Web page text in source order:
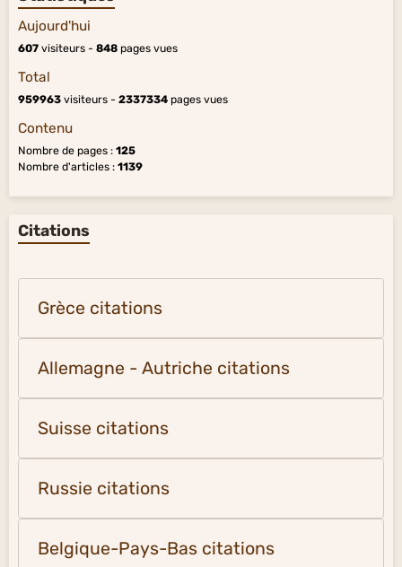
Aujourd'hui
607 visiteurs - 848 pages vues
Total
959963 visiteurs - 2337334 pages vues
Contenu
Nombre de pages : 125
Nombre d'articles : 1139
Citations
Grèce citations
Allemagne - Autriche citations
Suisse citations
Russie citations
Belgique-Pays-Bas citations